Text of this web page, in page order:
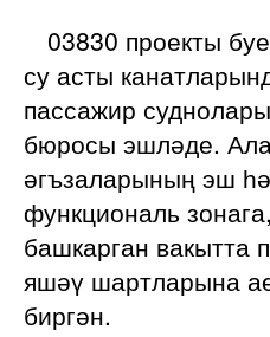
03830 проекты
су асты
пассажир
бюросы эшләде.
әгъзаларының эш
функциональ
башкарган вакытта
яшәү шартларына
биргән.